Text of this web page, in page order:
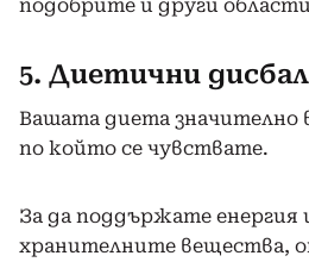
подобрите и други
5. Диетични
Вашата диета значително
по който се чувствате.
За да поддържате енергия
хранителните вещества,